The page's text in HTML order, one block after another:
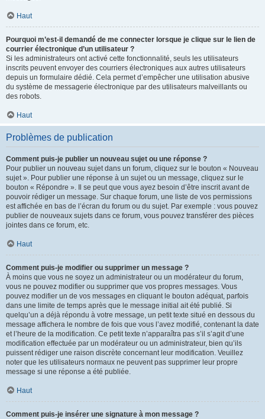
Haut
Pourquoi m’est-il demandé de me connecter lorsque je clique sur le lien de
courrier électronique d’un utilisateur ?
Si les administrateurs ont activé cette fonctionnalité, seuls les utilisateurs
inscrits peuvent envoyer des courriers électroniques aux autres utilisateurs
depuis un formulaire dédié. Cela permet d’empêcher une utilisation abusive
du système de messagerie électronique par des utilisateurs malveillants ou
des robots.
Haut
Problèmes de publication
Comment puis-je publier un nouveau sujet ou une réponse ?
Pour publier un nouveau sujet dans un forum, cliquez sur le bouton « Nouveau
sujet ». Pour publier une réponse à un sujet ou un message, cliquez sur le
bouton « Répondre ». Il se peut que vous ayez besoin d’être inscrit avant de
pouvoir rédiger un message. Sur chaque forum, une liste de vos permissions
est affichée en bas de l’écran du forum ou du sujet. Par exemple : vous pouvez
publier de nouveaux sujets dans ce forum, vous pouvez transférer des pièces
jointes dans ce forum, etc.
Haut
Comment puis-je modifier ou supprimer un message ?
À moins que vous ne soyez un administrateur ou un modérateur du forum,
vous ne pouvez modifier ou supprimer que vos propres messages. Vous
pouvez modifier un de vos messages en cliquant le bouton adéquat, parfois
dans une limite de temps après que le message initial ait été publié. Si
quelqu’un a déjà répondu à votre message, un petit texte situé en dessous du
message affichera le nombre de fois que vous l’avez modifié, contenant la date
et l’heure de la modification. Ce petit texte n’apparaîtra pas s’il s’agit d’une
modification effectuée par un modérateur ou un administrateur, bien qu’ils
puissent rédiger une raison discrète concernant leur modification. Veuillez
noter que les utilisateurs normaux ne peuvent pas supprimer leur propre
message si une réponse a été publiée.
Haut
Comment puis-je insérer une signature à mon message ?